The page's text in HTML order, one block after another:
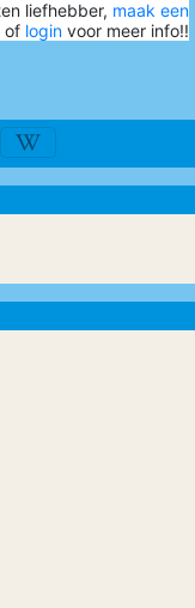
liefhebber, maak een
of login voor meer info!!